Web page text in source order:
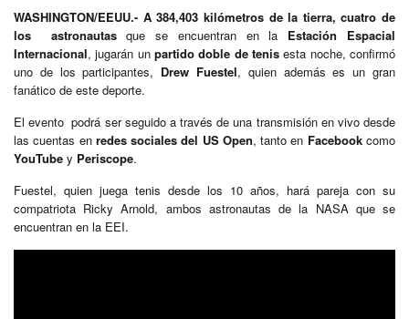
WASHINGTON/EEUU.- A 384,403 kilómetros de la tierra, cuatro de
los astronautasque se encuentran en la Estación Espacial
Internacional, jugarán un partido doble de tenis esta noche, confirmó
uno de los participantes, Drew Fuestel, quien además es un gran
fanático de este deporte.
El evento podrá ser seguido a través de una transmisión en vivo desde
las cuentas en redes sociales del US Open, tanto en Facebookcomo
YouTube y Periscope.
Fuestel, quien juega tenis desde los 10 años, hará pareja con su
compatriota Ricky Arnold, ambos astronautas de la NASA que se
encuentran en la EEI.